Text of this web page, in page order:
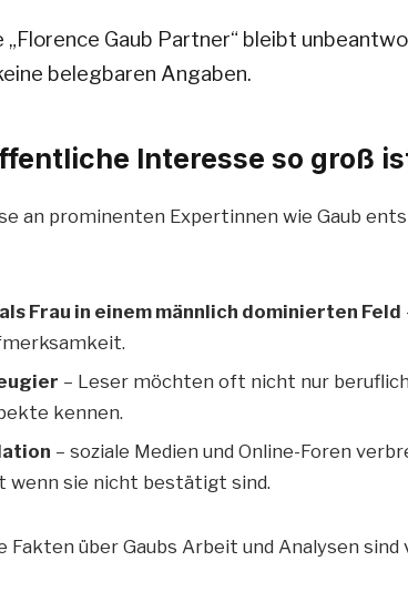
„Florence Gaub Partner“ bleibt
belegbaren Angaben.
Interesse so groß
an prominenten Expertinnen wie Gaub
Frau in einem männlich dominierten Feld
– Leser möchten oft nicht nur
kennen.
– soziale Medien und Online-Foren
wenn sie nicht bestätigt sind.
Fakten über Gaubs Arbeit und Analysen